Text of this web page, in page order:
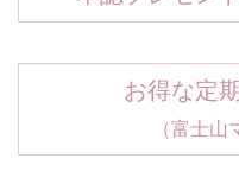
お得な定
（富士山